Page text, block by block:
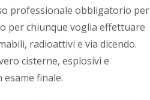
professionale obbligatorio per
per chiunque voglia effettuare
radioattivi e via dicendo.
cisterne, esplosivi e
finale.